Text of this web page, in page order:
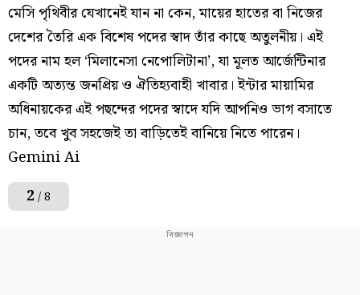
মেসি পৃথিবীর যেখানেই যান না কেন, মায়ের হাতের বা নিজের
দেশের তৈরি এক বিশেষ পদের স্বাদ তাঁর কাছে অতুলনীয়। এই
পদের নাম হল ‘মিলানেসা নেপোলিটানা’, যা মূলত আর্জেন্টিনার
একটি অত্যন্ত জনপ্রিয় ও ঐতিহ্যবাহী খাবার। ইন্টার মায়ামির
অধিনায়কের এই পছন্দের পদের স্বাদে যদি আপনিও ভাগ বসাতে
চান, তবে খুব সহজেই তা বাড়িতেই বানিয়ে নিতে পারেন।
Gemini Ai
2 / 8